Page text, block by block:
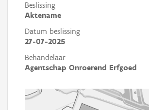
Beslissing
Aktename
Datum beslissing
27-07-2025
Behandelaar
Agentschap Onroerend Erfgoed